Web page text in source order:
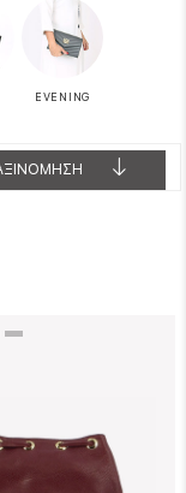
EVENING